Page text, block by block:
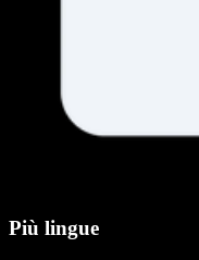
Più lingue